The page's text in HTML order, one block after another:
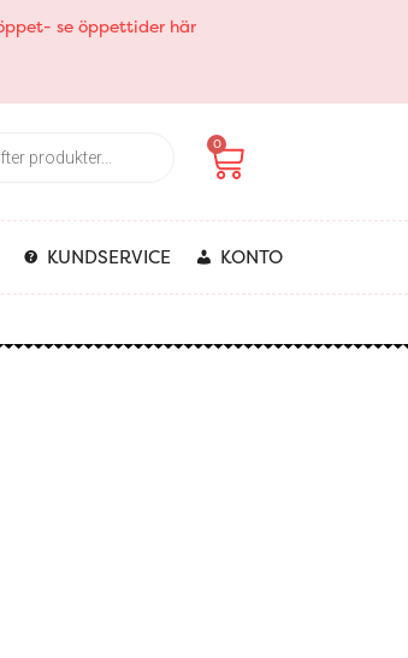
se öppettider här
0
Varukorg
KUNDSERVICE KONTO